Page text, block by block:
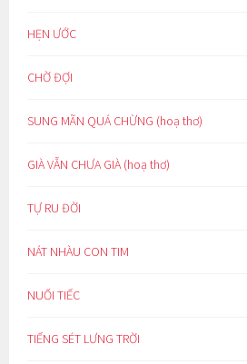
HẸN ƯỚC
CHỜ ĐỢI
SUNG MÃN QUÁ CHỪNG (hoạ thơ)
GIÀ VẪN CHƯA GIÀ (hoạ thơ)
TỰ RU ĐỜI
NÁT NHÀU CON TIM
NUỐI TIẾC
TIẾNG SÉT LƯNG TRỜI